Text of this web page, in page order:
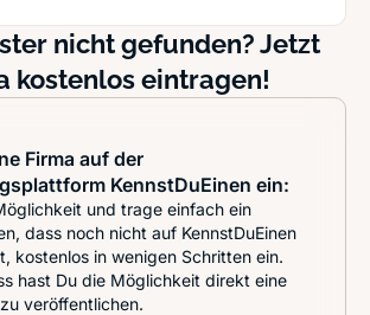
nicht gefunden? Jetzt
kostenlos eintragen!
Firma auf der
KennstDuEinen ein:
und trage einfach ein
dass noch nicht auf KennstDuEinen
kostenlos in wenigen Schritten ein.
hast Du die Möglichkeit direkt eine
veröffentlichen.